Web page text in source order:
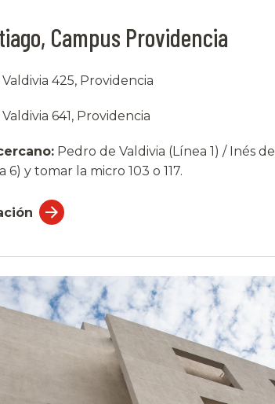
Campus Providencia
425, Providencia
641, Providencia
Pedro de Valdivia (Línea 1) / Inés de
6) y tomar la micro 103 o 117.